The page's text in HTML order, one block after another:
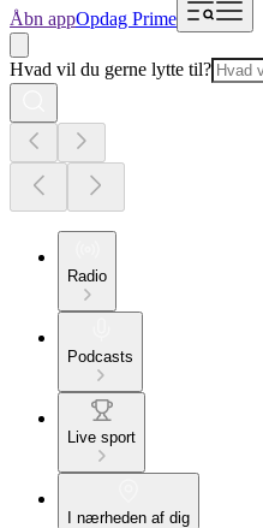
Åbn appOpdag Prime
Hvad vil du gerne lytte til?
Radio
Podcasts
Live sport
I nærheden af dig